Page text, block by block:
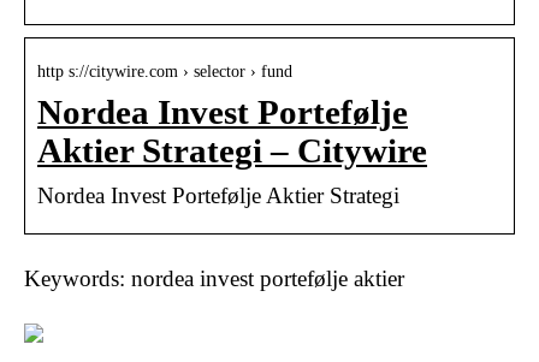
http s://citywire.com › selector › fund
Nordea Invest Portefølje
Aktier Strategi – Citywire
Nordea Invest Portefølje Aktier Strategi
Keywords: nordea invest portefølje aktier